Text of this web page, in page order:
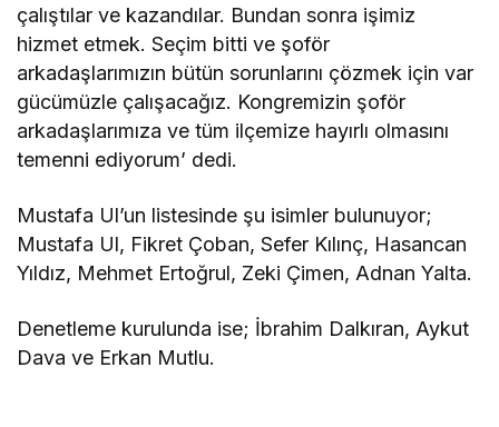
çalıştılar ve kazandılar. Bundan sonra işimiz
hizmet etmek. Seçim bitti ve şoför
arkadaşlarımızın bütün sorunlarını çözmek için var
gücümüzle çalışacağız. Kongremizin şoför
arkadaşlarımıza ve tüm ilçemize hayırlı olmasını
temenni ediyorum’ dedi.
Mustafa Ul’un listesinde şu isimler bulunuyor;
Mustafa Ul, Fikret Çoban, Sefer Kılınç, Hasancan
Yıldız, Mehmet Ertoğrul, Zeki Çimen, Adnan Yalta.
Denetleme kurulunda ise; İbrahim Dalkıran, Aykut
Dava ve Erkan Mutlu.